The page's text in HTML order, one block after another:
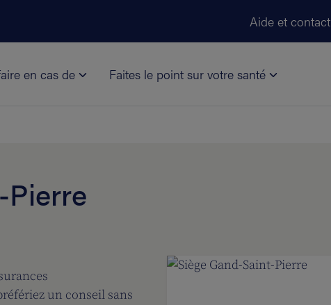
Aide et contact
en cas de Faites le point sur votre santé
un conseil sans